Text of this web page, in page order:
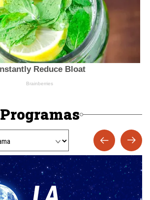
Programas